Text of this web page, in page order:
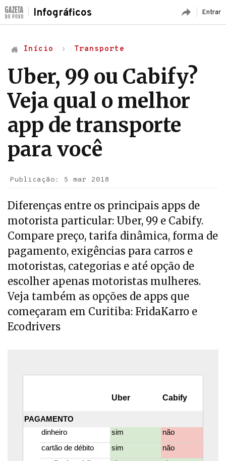
Entrar
Infográficos
Início Transporte
Uber, 99 ou Cabify?
Veja qual o melhor
app de transporte
para você
Publicação: 5 mar 2018
Diferenças entre os principais apps de
motorista particular: Uber, 99 e Cabify.
Compare preço, tarifa dinâmica, forma de
pagamento, exigências para carros e
motoristas, categorias e até opção de
escolher apenas motoristas mulheres.
Veja também as opções de apps que
começaram em Curitiba: FridaKarro e
Ecodrivers